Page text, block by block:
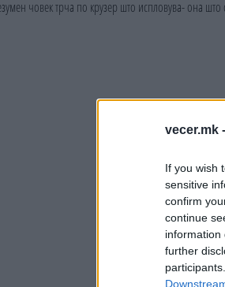
vecer.mk -
If you wish
sensitive
confirm
continue
information
further